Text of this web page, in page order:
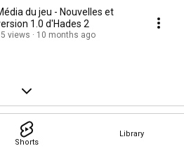
Shorts
Library
du jeu - Nouvelles et
1.0 d'Hades 2
views 10 months ago